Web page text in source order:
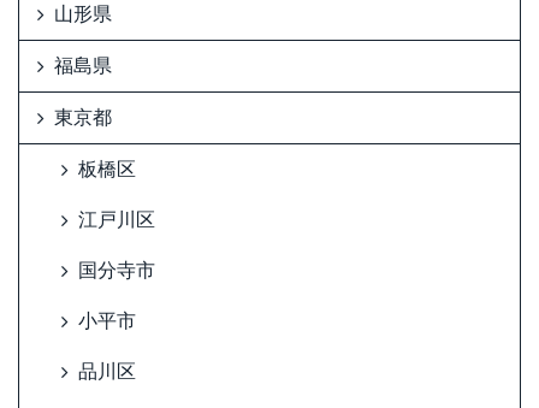
山形県
福島県
東京都
板橋区
江戸川区
国分寺市
小平市
品川区